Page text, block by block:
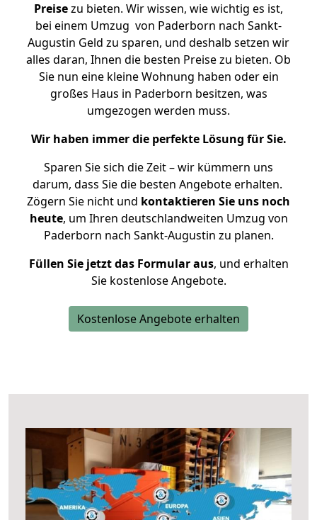
Preisezu bieten. Wir wissen, wie wichtig es ist,
bei einem Umzug von Paderborn nach Sankt-
Augustin Geld zu sparen, und deshalb setzen wir
alles daran, Ihnen die besten Preise zu bieten. Ob
Sie nun eine kleine Wohnung haben oder ein
großes Haus in Paderborn besitzen, was
umgezogen werden muss.
Wir haben immer die perfekte Lösung für Sie.
Sparen Sie sich die Zeit – wir kümmern uns
darum, dass Sie die besten Angebote erhalten.
Zögern Sie nicht und kontaktieren Sie uns noch
heute, um Ihren deutschlandweiten Umzug von
Paderborn nach Sankt-Augustin zu planen.
Füllen Sie jetzt das Formular aus, und erhalten
Sie kostenlose Angebote.
Kostenlose Angebote erhalten